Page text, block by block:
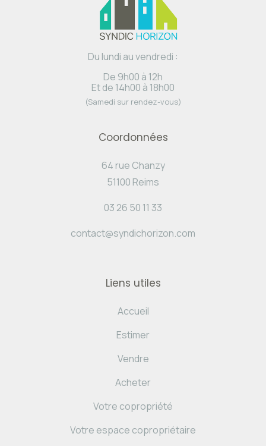
Du lundi au vendredi :
De 9h00 à 12h
Et de 14h00 à 18h00
(Samedi sur rendez-vous)
Coordonnées
64 rue Chanzy
51100 Reims
03 26 50 11 33
contact@syndichorizon.com
Liens utiles
Accueil
Estimer
Vendre
Acheter
Votre copropriété
Votre espace copropriétaire